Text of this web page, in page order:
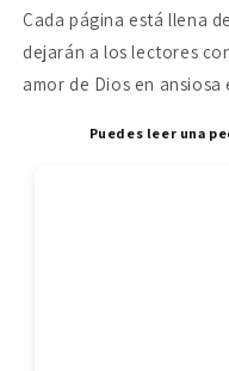
Cada página está llena
dejarán a los lectores
amor de Dios en ansiosa
Puedes leer una